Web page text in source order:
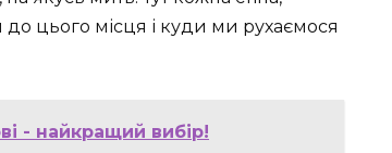
цього місця і куди ми рухаємося
- найкращий вибір!